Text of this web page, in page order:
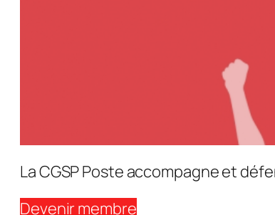
La CGSP Poste accompagne et
Devenir membre